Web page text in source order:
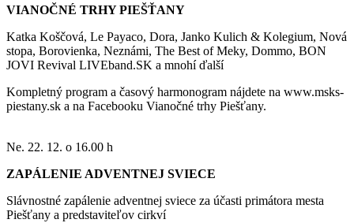
VIANOČNÉ TRHY PIEŠŤANY
Katka Koščová, Le Payaco, Dora, Janko Kulich & Kolegium, Nová
stopa, Borovienka, Neznámi, The Best of Meky, Dommo, BON
JOVI Revival LIVEband.SK a mnohí ďalší
Kompletný program a časový harmonogram nájdete na www.msks-
piestany.sk a na Facebooku Vianočné trhy Piešťany.
Ne. 22. 12. o 16.00 h
ZAPÁLENIE ADVENTNEJ SVIECE
Slávnostné zapálenie adventnej sviece za účasti primátora mesta
Piešťany a predstaviteľov cirkví